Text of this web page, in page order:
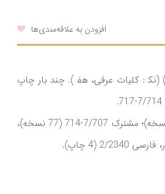
افزودن به علاقه‌مندی‌ها
شیرازی، جمال‌الدین محمد (د لاهور 999ق/1591م) (نک‍ : کلیات عرفی، هف‍‌ ). چند بار چاپ
منابع دیگر: ذریعه 9/712؛ نسخه‌ها 3/2437-2442 (93 نسخه)؛ مشترک 7/707-714 (77 نسخه)،